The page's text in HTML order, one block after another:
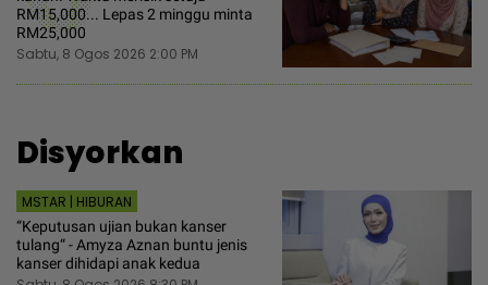
RM15,000... Lepas 2 minggu minta
RM25,000
Sabtu, 8 Ogos 2026 2:00 PM
Disyorkan
MSTAR | HIBURAN
“Keputusan ujian bukan kanser
tulang“ - Amyza Aznan buntu jenis
kanser dihidapi anak kedua